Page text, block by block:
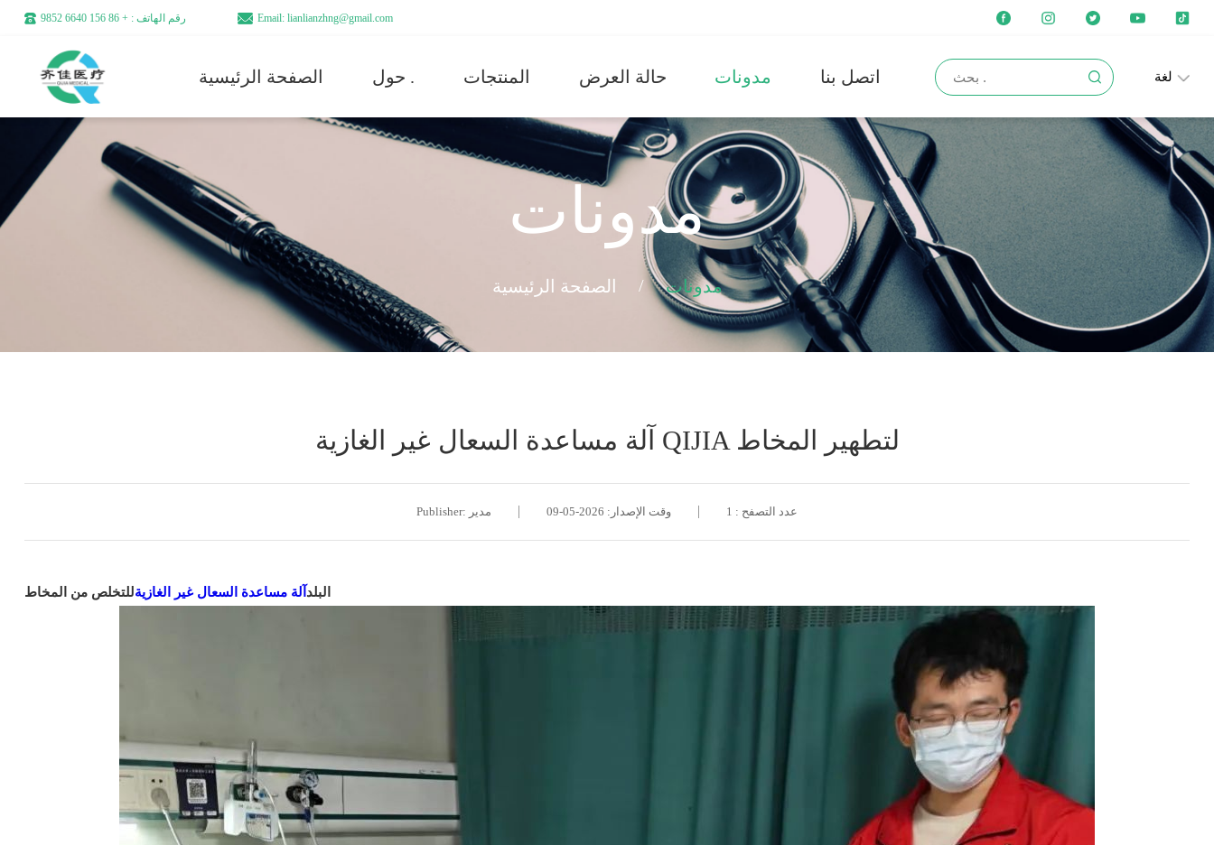
رقم الهاتف : + 86 156 6640 9852 Email: lianlianzhng@gmail.com
الصفحة الرئيسية حول . المنتجات حالة العرض مدونات اتصل بنا لغة
مدونات
الصفحة الرئيسية / مدونات
آلة مساعدة السعال غير الغازية QIJIA لتطهير المخاط
Publisher: مدير وقت الإصدار: 2026-05-09 عدد التصفح : 1
البلد آلة مساعدة السعال غير الغازيةللتخلص من المخاط